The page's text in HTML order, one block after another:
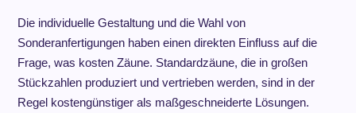
Die individuelle Gestaltung und die Wahl von
Sonderanfertigungen haben einen direkten Einfluss auf die
Frage, was kosten Zäune. Standardzäune, die in großen
Stückzahlen produziert und vertrieben werden, sind in der
Regel kostengünstiger als maßgeschneiderte Lösungen.